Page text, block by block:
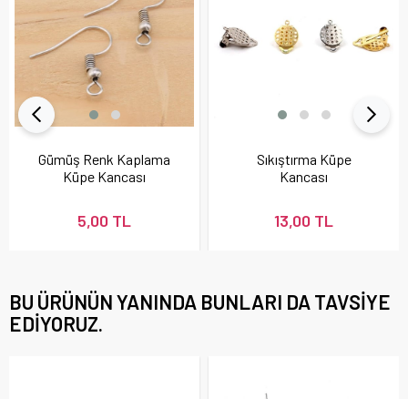
Gümüş Renk Kaplama
Küpe Kancası
5,00 TL
Sıkıştırma Küpe
Kancası
13,00 TL
BU ÜRÜNÜN YANINDA BUNLARI DA TAVSIYE
EDIYORUZ.